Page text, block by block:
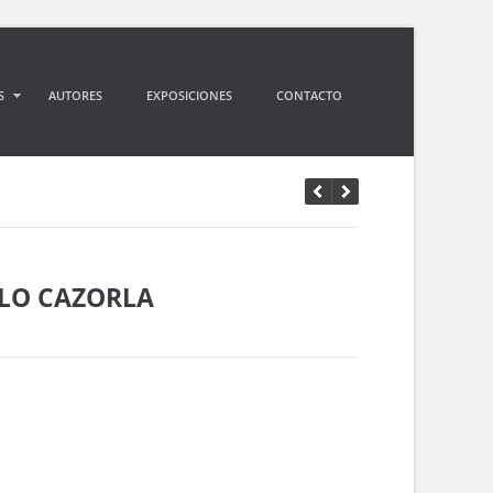
AUTORES EXPOSICIONES CONTACTO
CAZORLA